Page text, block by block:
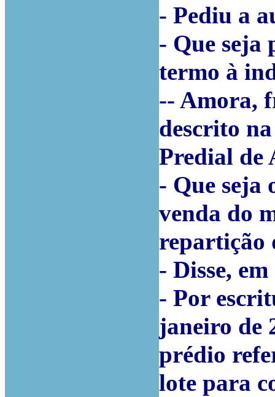
- Pediu a
- Que seja
termo à
-- Amora,
descrito
Predial de
- Que seja
venda do
repartição
- Disse,
- Por
janeiro de
prédio
lote para